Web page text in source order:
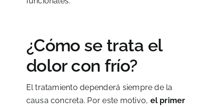
¿Cómo se trata el
dolor con frío?
El tratamiento dependerá siempre de la
causa concreta. Por este motivo, el primer